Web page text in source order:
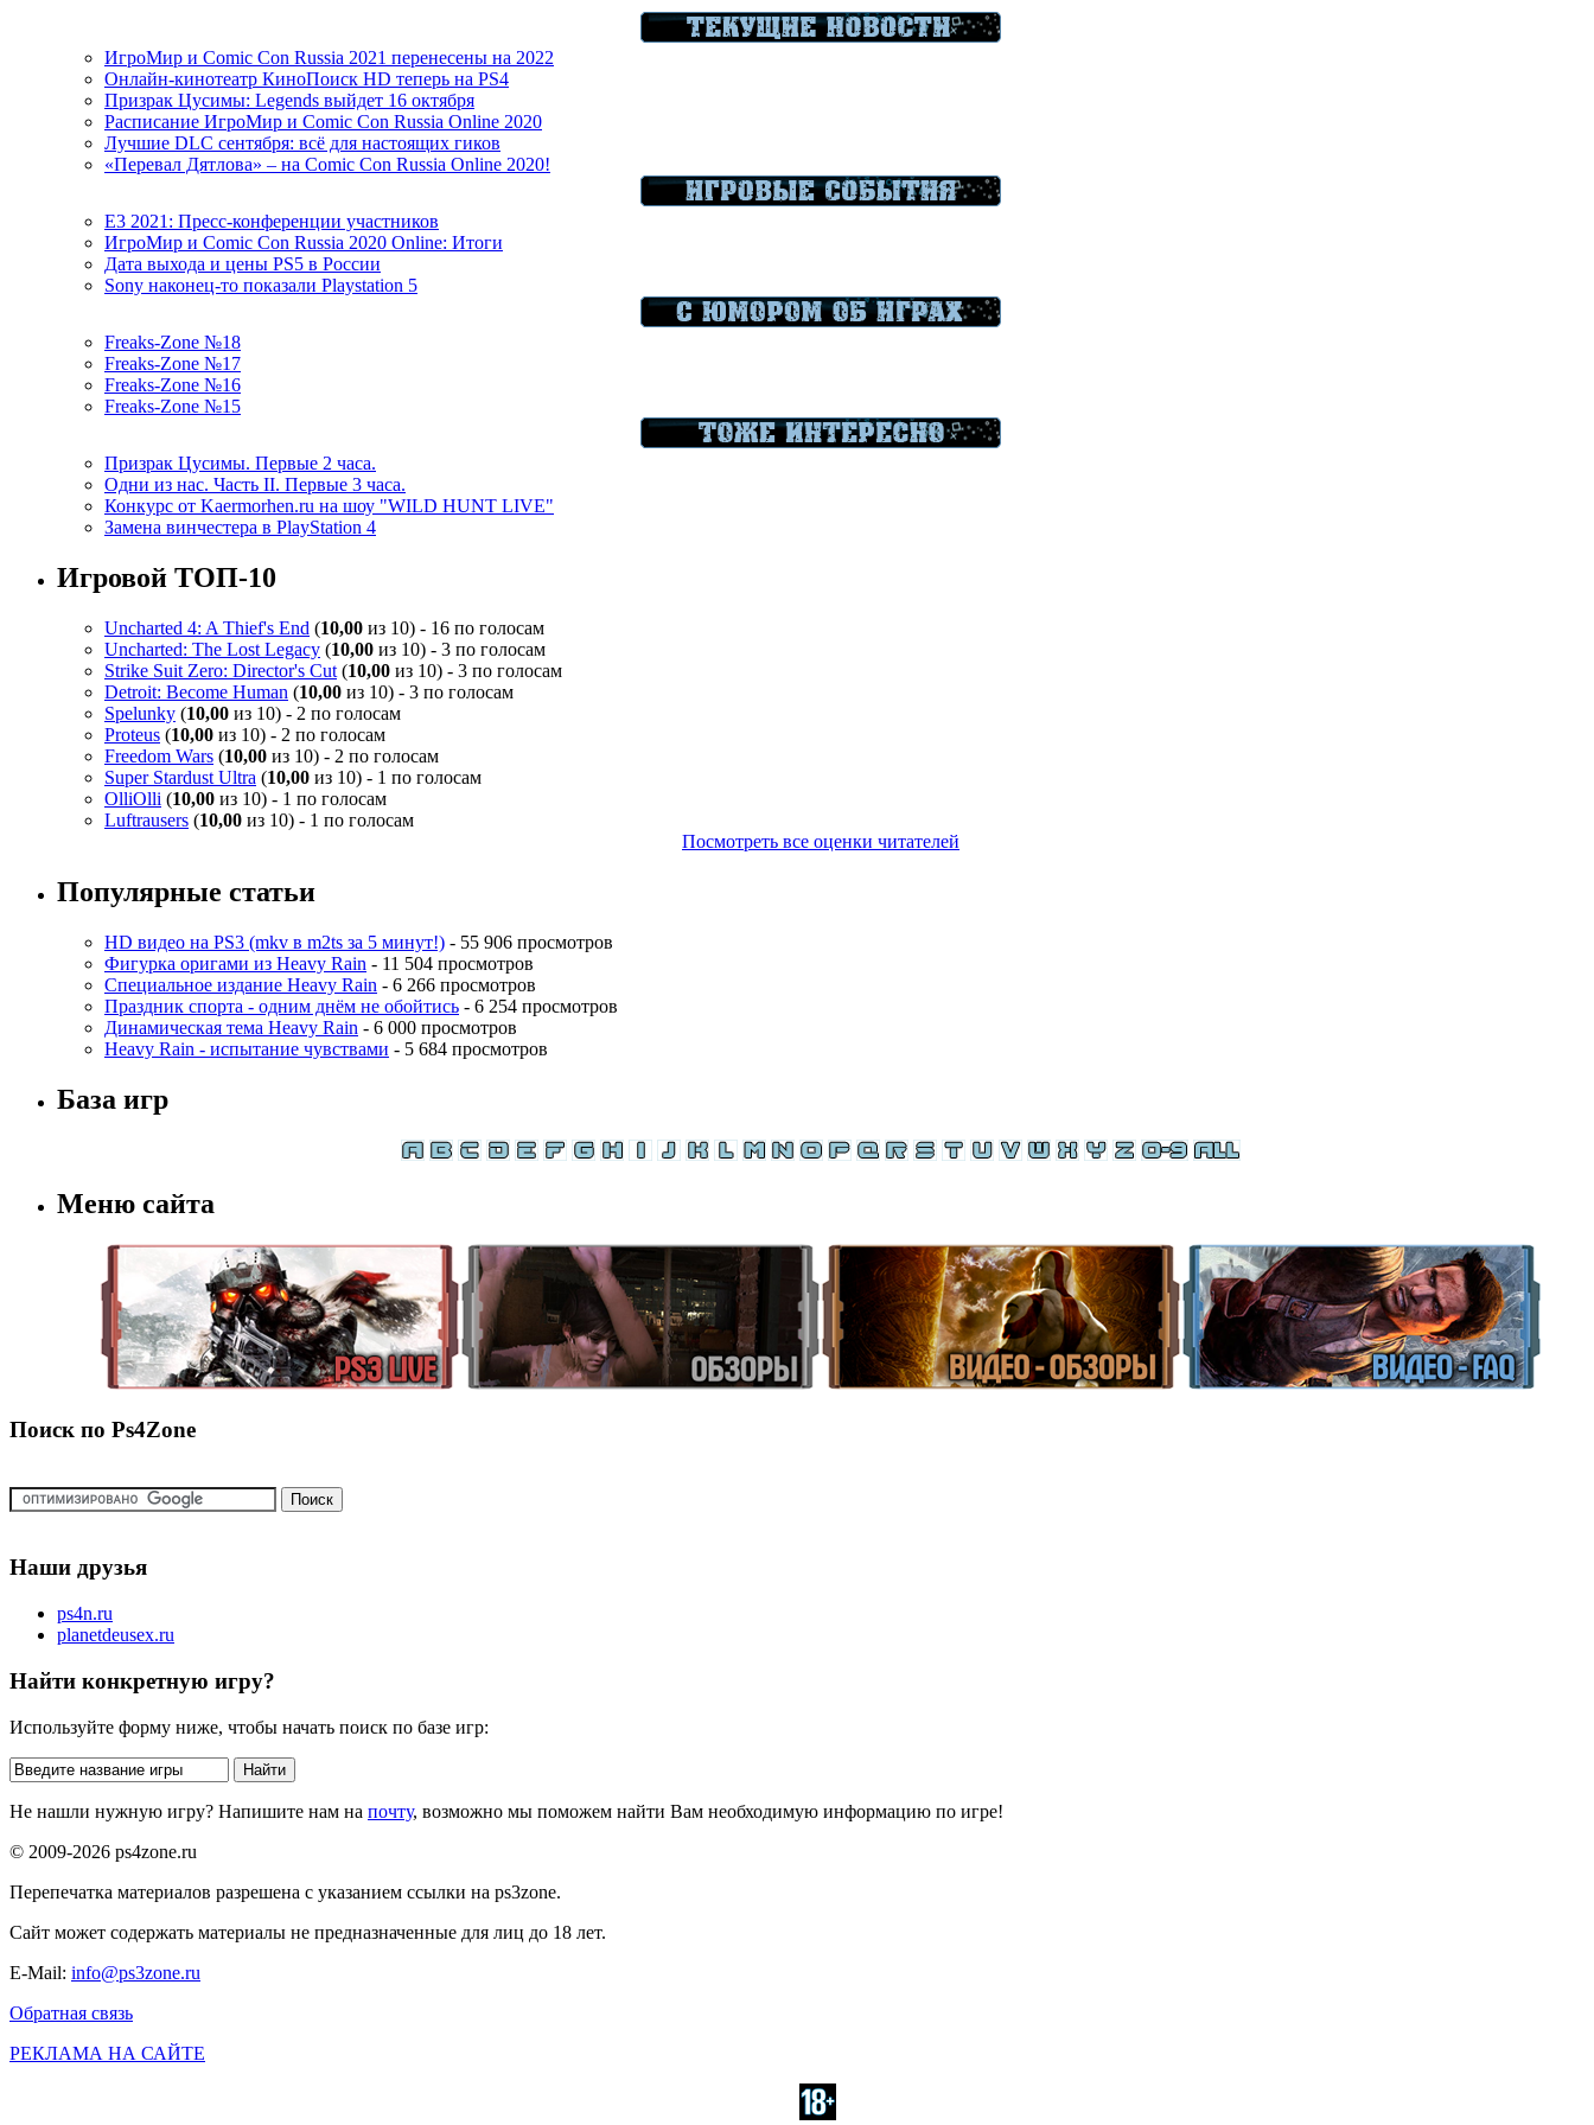
ИгроМир и Comic Con Russia 2021 перенесены на 2022
Онлайн-кинотеатр КиноПоиск HD теперь на PS4
Призрак Цусимы: Legends выйдет 16 октября
Расписание ИгроМир и Comic Con Russia Online 2020
Лучшие DLC сентября: всё для настоящих гиков
«Перевал Дятлова» – на Comic Con Russia Online 2020!
E3 2021: Пресс-конференции участников
ИгроМир и Comic Con Russia 2020 Online: Итоги
Дата выхода и цены PS5 в России
Sony наконец-то показали Playstation 5
Freaks-Zone №18
Freaks-Zone №17
Freaks-Zone №16
Freaks-Zone №15
Призрак Цусимы. Первые 2 часа.
Одни из нас. Часть II. Первые 3 часа.
Конкурс от Kaermorhen.ru на шоу "WILD HUNT LIVE"
Замена винчестера в PlayStation 4
Игровой ТОП-10
Uncharted 4: A Thief's End (10,00 из 10) - 16 по голосам
Uncharted: The Lost Legacy (10,00 из 10) - 3 по голосам
Strike Suit Zero: Director's Cut (10,00 из 10) - 3 по голосам
Detroit: Become Human (10,00 из 10) - 3 по голосам
Spelunky (10,00 из 10) - 2 по голосам
Proteus (10,00 из 10) - 2 по голосам
Freedom Wars (10,00 из 10) - 2 по голосам
Super Stardust Ultra (10,00 из 10) - 1 по голосам
OlliOlli (10,00 из 10) - 1 по голосам
Luftrausers (10,00 из 10) - 1 по голосам
Посмотреть все оценки читателей
Популярные статьи
HD видео на PS3 (mkv в m2ts за 5 минут!) - 55 906 просмотров
Фигурка оригами из Heavy Rain - 11 504 просмотров
Специальное издание Heavy Rain - 6 266 просмотров
Праздник спорта - одним днём не обойтись - 6 254 просмотров
Динамическая тема Heavy Rain - 6 000 просмотров
Heavy Rain - испытание чувствами - 5 684 просмотров
База игр
Меню сайта
Поиск по Ps4Zone
Наши друзья
ps4n.ru
planetdeusex.ru
Найти конкретную игру?
Используйте форму ниже, чтобы начать поиск по базе игр:
Не нашли нужную игру? Напишите нам на почту, возможно мы поможем найти Вам необходимую информацию по игре!
© 2009-2026 ps4zone.ru
Перепечатка материалов разрешена с указанием ссылки на ps3zone.
Сайт может содержать материалы не предназначенные для лиц до 18 лет.
E-Mail: info@ps3zone.ru
Обратная связь
РЕКЛАМА НА САЙТЕ